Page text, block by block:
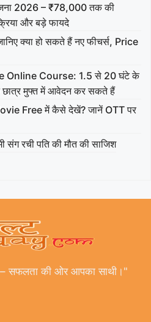
2026 – ₹78,000 तक की
और बड़े फायदे
क्या हो सकते हैं नए फीचर्स, Price
Online Course: 1.5 से 20 घंटे के
छात्र मुफ्त में आवेदन कर सकते हैं
Free में कैसे देखें? जानें OTT पर
संग रची पति की मौत की साजिश
– सफलता की ओर आपका साथी।"